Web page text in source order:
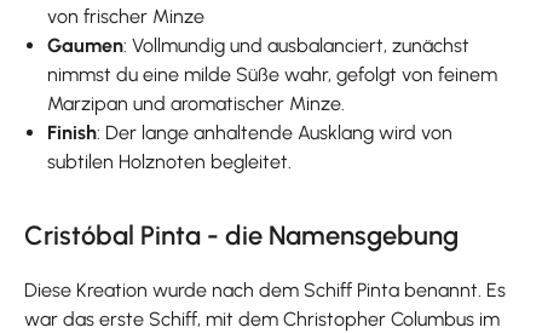
von frischer Minze
Gaumen: Vollmundig und ausbalanciert, zunächst
nimmst du eine milde Süße wahr, gefolgt von feinem
Marzipan und aromatischer Minze.
Finish: Der lange anhaltende Ausklang wird von
subtilen Holznoten begleitet.
Cristóbal Pinta - die Namensgebung
Diese Kreation wurde nach dem Schiff Pinta benannt. Es
war das erste Schiff, mit dem Christopher Columbus im